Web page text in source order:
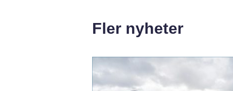
Fler nyheter